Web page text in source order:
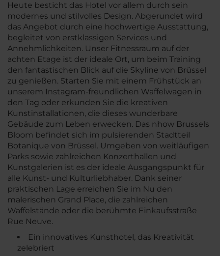
Heute besticht das Hotel vor allem durch sein
modernes und stilvolles Design. Abgerundet wird
das Angebot durch eine hochwertige Ausstattung,
begleitet von erstklassigen Services und
Annehmlichkeiten. Unser Fitnessraum auf der
achten Etage ist der ideale Ort, um beim Training
den fantastischen Blick auf die Skyline von Brüssel
zu genießen. Starten Sie mit einem Frühstück an
unserem Instagram-freundlichen Waffelwagen in
den Tag oder erkunden Sie die kreativen
Kunstinstallationen, die dieses wunderbare
Gebäude zum Leben erwecken. Das nhow Brussels
Bloom befindet sich im pulsierenden Stadtteil
Botanique von Brüssel. Umgeben von weitläufigen
Parks sowie zahlreichen Konzerthallen und
Kunstgalerien ist es der ideale Ausgangspunkt für
alle Kunst- und Kulturliebhaber. Dank seiner
praktischen Lage erreichen Sie im Nu den
malerischen Grand Place, die zahlreichen
Waffelstände oder die berühmte Einkaufsstraße
Rue Neuve.
Ein innovatives Kunsthotel, das Kreativität
zelebriert